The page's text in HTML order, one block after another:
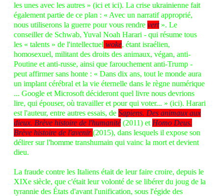
les unes avec les autres » (ici et ici). La crise ukrainienne fait
également partie de ce plan : « Avec un narratif approprié,
nous utiliserons la guerre pour vous rendre vert». Le
conseiller de Schwab, Yuval Noah Harari - qui résume tous
les « talents » de l'intellectuel woke, étant israélien,
homosexuel, militant des droits des animaux, végan, anti-
Poutine et anti-russe, ainsi que farouchement anti-Trump -
peut affirmer sans honte : « Dans dix ans, tout le monde aura
un implant cérébral et la vie éternelle dans le règne numérique
... Google et Microsoft décideront quel livre nous devrions
lire, qui épouser, où travailler et pour qui voter... » (ici). Harari
est l'auteur, entre autres essais, de Sapiens. Des animaux aux
dieux. Brève histoire de l'humanité(2011) et Homo Deus.
Brève histoire de l'avenir (2015), dans lesquels il expose son
délirer sur l'homme transhumain qui vainc la mort et devient
dieu.
La fraude contre les Italiens était de leur faire croire, depuis le
XIXe siècle, que c'était leur volonté de se libérer du joug de la
tyrannie des États d'avant l'unification, sous l'égide des